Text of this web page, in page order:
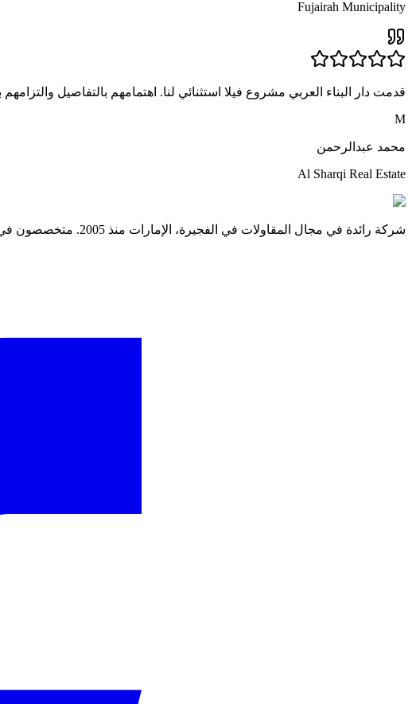
Fujairah Municipality
قدمت دار البناء العربي مشروع فيلا استثنائي لنا. اهتمامهم بالتفاصيل
M
محمد عبدالرحمن
Al Sharqi Real Estate
شركة رائدة في مجال المقاولات في الفجيرة، الإمارات منذ 2005. متخصصون في بناء المباني والتشطيبات الداخلية وأعمال الميكانيكا والكهرباء وخدمات التصميم.